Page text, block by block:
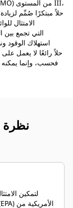
الامتثال
استهلاك الوقود